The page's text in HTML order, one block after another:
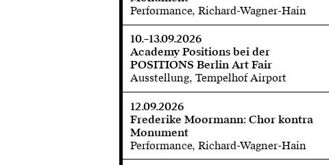
Performance, Richard-Wagner-Hain
10.–13.09.2026
Academy Positions bei der
POSITIONS Berlin Art Fair
Ausstellung, Tempelhof Airport
12.09.2026
Frederike Moormann: Chor kontra
Monument
Performance, Richard-Wagner-Hain